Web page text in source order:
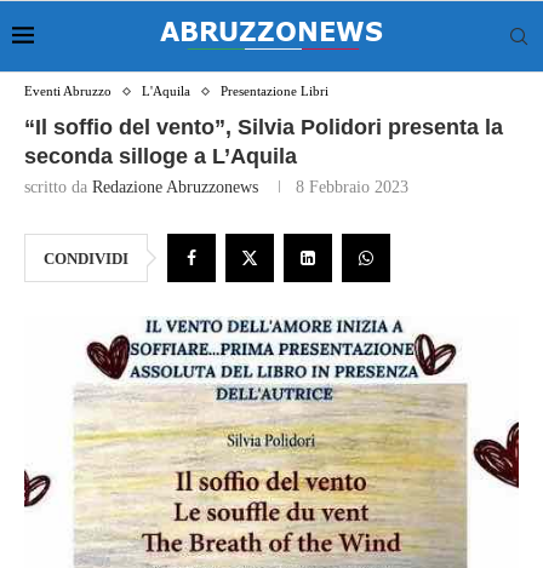
Eventi Abruzzo L'Aquila Presentazione Libri
“Il soffio del vento”, Silvia Polidori presenta la
seconda silloge a L’Aquila
scritto da Redazione Abruzzonews 8 Febbraio 2023
CONDIVIDI